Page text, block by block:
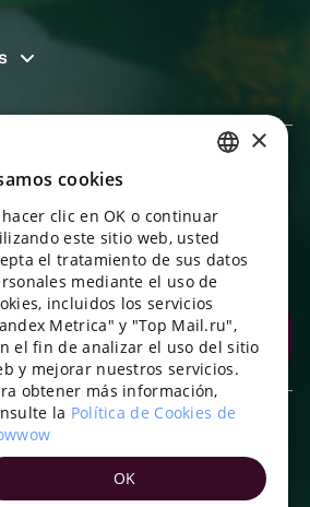
más práctica.
más bonos por compras y
la aplicación
de datos
ENGLISH
UKRAINIAN
PORTUGUESE
SPANISH
HUNGARIAN
ITALIAN
×
cookies
clic en OK o continuar
este sitio web, usted
el tratamiento de sus datos
mediante el uso de
incluidos los servicios
Metrica" y "Top Mail.ru",
el fin de analizar el uso del sitio
y mejorar nuestros servicios.
obtener más información,
la Política de Cookies de
OK